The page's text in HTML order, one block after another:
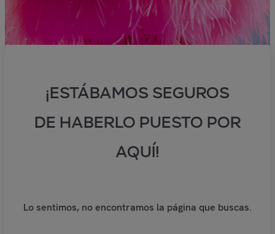
¡ESTÁBAMOS SEGUROS
DE HABERLO PUESTO POR
AQUÍ!
Lo sentimos, no encontramos la página que buscas.